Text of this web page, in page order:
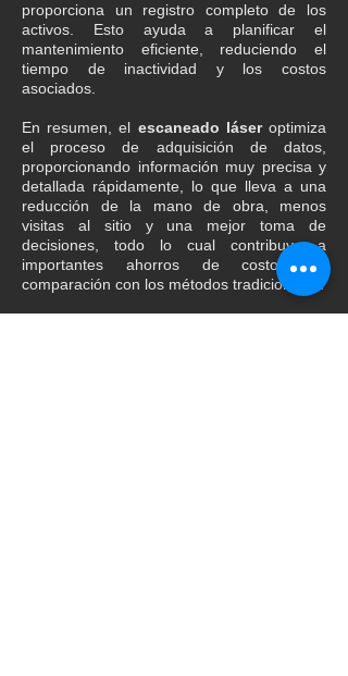
proporciona un registro completo de los
activos. Esto ayuda a planificar el
mantenimiento eficiente, reduciendo el
tiempo de inactividad y los costos
asociados.
En resumen, el escaneado láseroptimiza
el proceso de adquisición de datos,
proporcionando información muy precisa y
detallada rápidamente, lo que lleva a una
reducción de la mano de obra, menos
visitas al sitio y una mejor toma de
decisiones, todo lo cual contribuye a
importantes ahorros de costos en
comparación con los métodos tradicionales.